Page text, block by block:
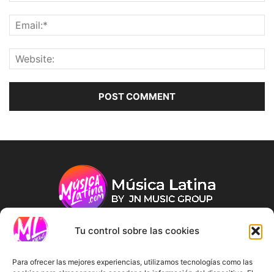
Tu control sobre las cookies
Para ofrecer las mejores experiencias, utilizamos tecnologías como las